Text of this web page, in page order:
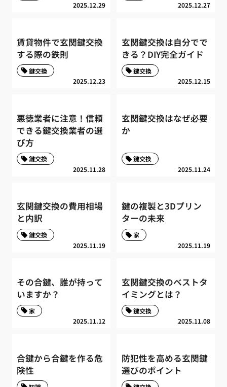
2025.12.29 2025.12.27
賃貸物件で玄関鍵交換
する際の鉄則
2025.12.23
鍵交換
玄関鍵交換は自分でで
きる？DIY完全ガイド
2025.12.15
鍵交換
悪徳業者に注意！信頼
できる鍵交換業者の選
び方
2025.11.28
鍵交換
玄関鍵交換はなぜ必要
か
2025.11.24
鍵交換
玄関鍵交換の費用相場
と内訳
2025.11.19
鍵交換
鍵の複製と3Dプリン
ターの未来
2025.11.19
家
その合鍵、誰が持って
いますか？
2025.11.12
家
玄関鍵交換のベストタ
イミングとは？
2025.11.08
鍵交換
合鍵から合鍵を作る危
険性
防犯性を高める玄関鍵
選びのポイント